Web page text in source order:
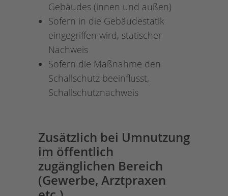
Gebäudes (innen und außen)
Sofern in die Gebäudestatik
eingegriffen wird, statischer
Nachweis
Sofern die Maßnahme den
Schallschutz beeinflusst,
Schallschutznachweis
Zusätzlich bei Umnutzung
im öffentlich
zugänglichen Bereich
(Gewerbe, Arztpraxen